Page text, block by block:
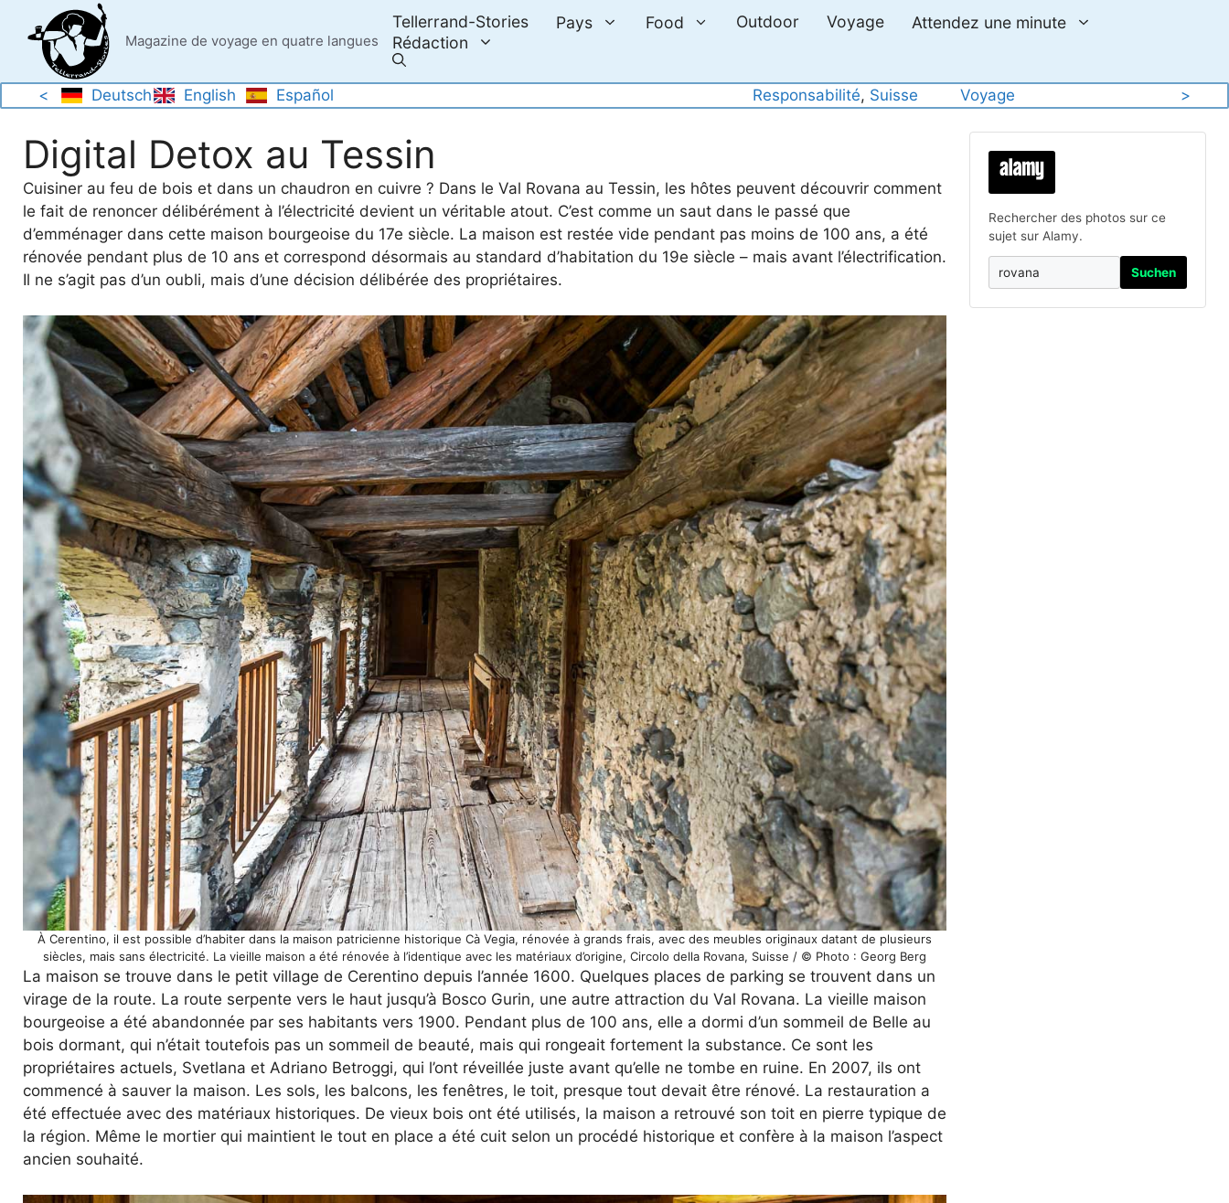
content
Magazine de voyage en quatre langues
Tellerrand-Stories Pays Food Outdoor Voyage
Attendez une minute
Rédaction
< Deutsch English Español Responsabilité, Suisse Voyage >
Digital Detox au Tessin
Cuisiner au feu de bois et dans un chaudron en cuivre ? Dans le Val Rovana au Tessin, les hôtes peuvent découvrir comment
le fait de renoncer délibérément à l’électricité devient un véritable atout. C’est comme un saut dans le passé que
d’emménager dans cette maison bourgeoise du 17e siècle. La maison est restée vide pendant pas moins de 100 ans, a été
rénovée pendant plus de 10 ans et correspond désormais au standard d’habitation du 19e siècle – mais avant l’électrification.
Il ne s’agit pas d’un oubli, mais d’une décision délibérée des propriétaires.
À Cerentino, il est possible d’habiter dans la maison patricienne historique Cà Vegia, rénovée à grands frais, avec des meubles originaux datant de plusieurs
siècles, mais sans électricité. La vieille maison a été rénovée à l’identique avec les matériaux d’origine, Circolo della Rovana, Suisse / © Photo : Georg Berg
La maison se trouve dans le petit village de Cerentino depuis l’année 1600. Quelques places de parking se trouvent dans un
virage de la route. La route serpente vers le haut jusqu’à Bosco Gurin, une autre attraction du Val Rovana. La vieille maison
bourgeoise a été abandonnée par ses habitants vers 1900. Pendant plus de 100 ans, elle a dormi d’un sommeil de Belle au
bois dormant, qui n’était toutefois pas un sommeil de beauté, mais qui rongeait fortement la substance. Ce sont les
propriétaires actuels, Svetlana et Adriano Betroggi, qui l’ont réveillée juste avant qu’elle ne tombe en ruine. En 2007, ils ont
commencé à sauver la maison. Les sols, les balcons, les fenêtres, le toit, presque tout devait être rénové. La restauration a
été effectuée avec des matériaux historiques. De vieux bois ont été utilisés, la maison a retrouvé son toit en pierre typique de
la région. Même le mortier qui maintient le tout en place a été cuit selon un procédé historique et confère à la maison l’aspect
ancien souhaité.
Rechercher des photos sur ce
sujet sur Alamy.
Suchen